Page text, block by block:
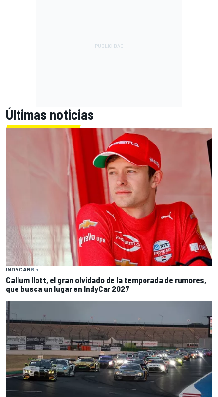
Últimas noticias
INDYCAR6 h
Callum Ilott, el gran olvidado de la temporada de rumores,
que busca un lugar en IndyCar 2027